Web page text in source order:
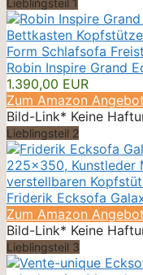
Robin Inspire Grand
1.390,00 EUR
Zum Amazon
Bild-Link* Keine
Lieblingsteil 2
Friderik Ecksofa
Zum Amazon
Bild-Link* Keine
Lieblingsteil 3